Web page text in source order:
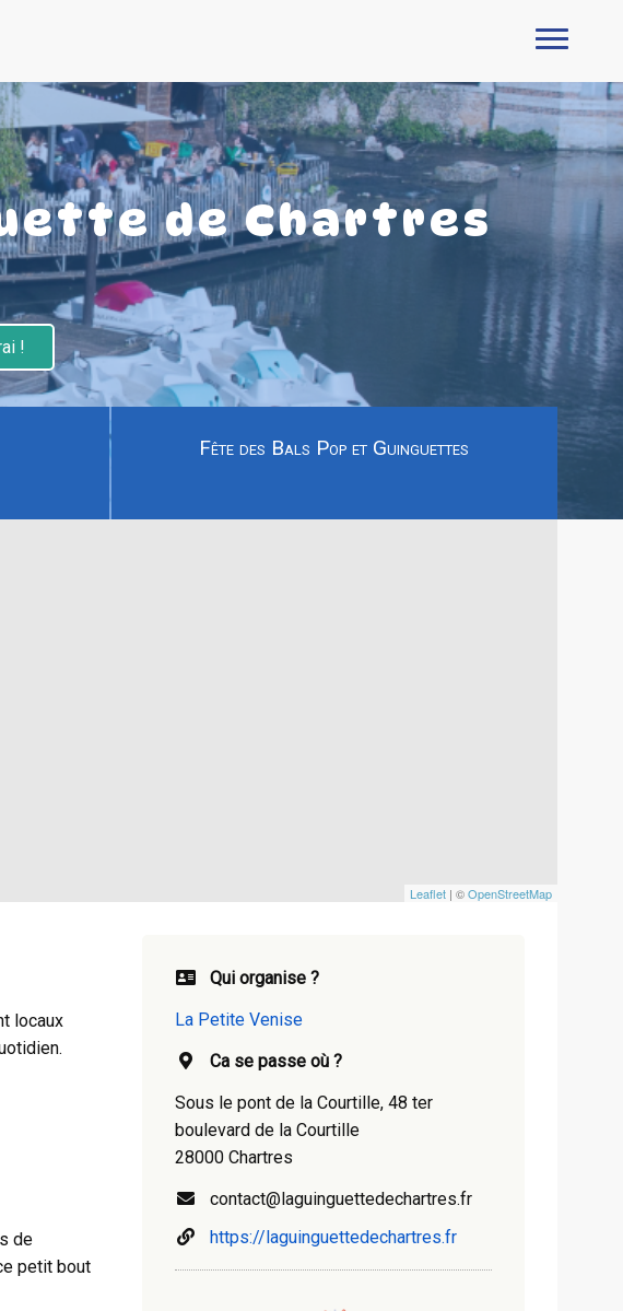
de Chartres
!
Fête des Bals Pop et Guinguettes
Leaflet | ©OpenStreetMap
locaux
de
petit bout
Qui organise ?
La Petite Venise
Ca se passe où ?
Sous le pont de la Courtille, 48 ter
boulevard de la Courtille
28000 Chartres
contact@laguinguettedechartres.fr
https://laguinguettedechartres.fr